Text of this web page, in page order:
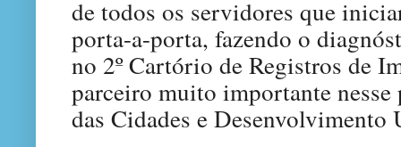
de todos os servidores que
porta-a-porta, fazendo o
no 2º Cartório de Registros de
parceiro muito importante
das Cidades e